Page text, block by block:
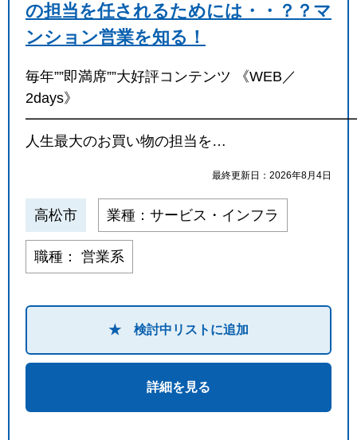
の担当を任されるためには・・？？マ
ンション営業を知る！
毎年””即満席””大好評コンテンツ 《WEB／
2days》
人生最大のお買い物の担当を…
最終更新日：2026年8月4日
高松市 業種：サービス・インフラ
職種： 営業系
★ 検討中リストに追加
詳細を見る